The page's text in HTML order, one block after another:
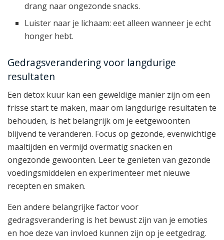
drang naar ongezonde snacks.
Luister naar je lichaam: eet alleen wanneer je echt
honger hebt.
Gedragsverandering voor langdurige
resultaten
Een detox kuur kan een geweldige manier zijn om een
frisse start te maken, maar om langdurige resultaten te
behouden, is het belangrijk om je eetgewoonten
blijvend te veranderen. Focus op gezonde, evenwichtige
maaltijden en vermijd overmatig snacken en
ongezonde gewoonten. Leer te genieten van gezonde
voedingsmiddelen en experimenteer met nieuwe
recepten en smaken.
Een andere belangrijke factor voor
gedragsverandering is het bewust zijn van je emoties
en hoe deze van invloed kunnen zijn op je eetgedrag.